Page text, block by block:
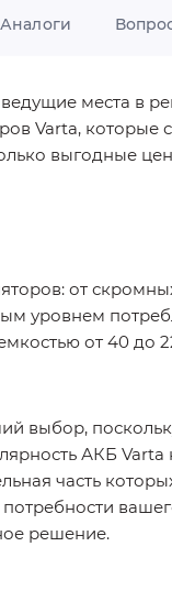
Аналоги
места в
Varta, которые
выгодные
от
уровнем
от 40 до
выбор,
АКБ Varta
часть
решение.